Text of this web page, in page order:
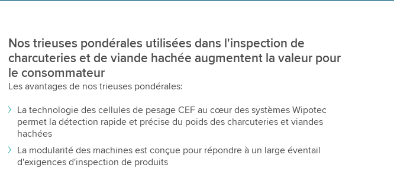
Nos trieuses pondérales utilisées dans l'inspection de
charcuteries et de viande hachée augmentent la valeur pour
le consommateur
Les avantages de nos trieuses pondérales:
La technologie des cellules de pesage CEF au cœur des systèmes Wipotec
permet la détection rapide et précise du poids des charcuteries et viandes
hachées
La modularité des machines est conçue pour répondre à un large éventail
d'exigences d'inspection de produits